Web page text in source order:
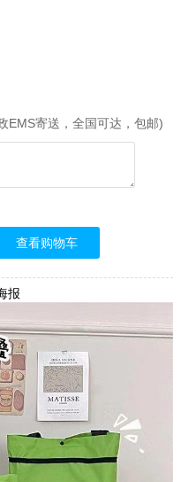
EMS寄送，全国可达，包邮)
查看购物车
报